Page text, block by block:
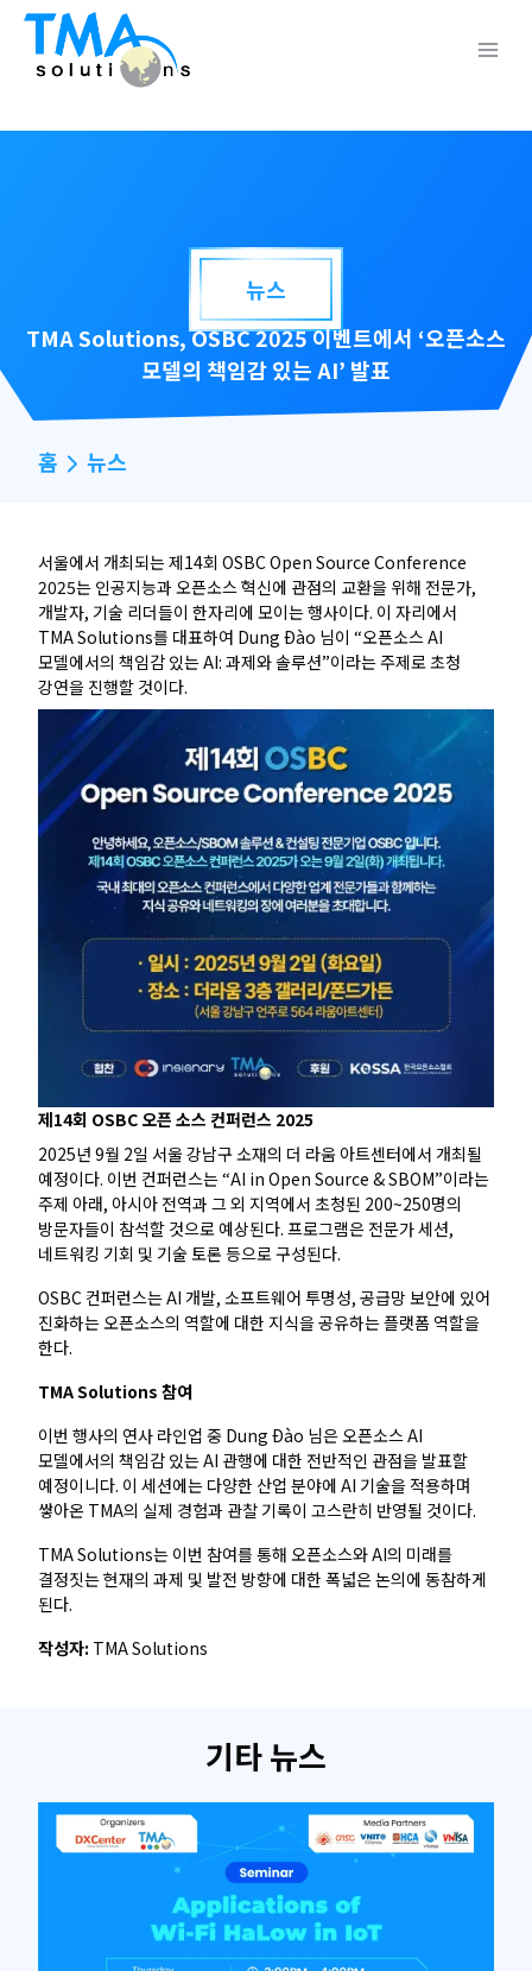
Main
뉴스
title
TMA Solutions, OSBC 2025 이벤트에서 ‘오픈소스
모델의 책임감 있는 AI’ 발표
홈 뉴스
서울에서 개최되는 제14회 OSBC Open Source Conference
2025는 인공지능과 오픈소스 혁신에 관점의 교환을 위해 전문가,
개발자, 기술 리더들이 한자리에 모이는 행사이다. 이 자리에서
TMA Solutions를 대표하여 Dung Ðào 님이 “오픈소스 AI
모델에서의 책임감 있는 AI: 과제와 솔루션”이라는 주제로 초청
강연을 진행할 것이다.
제14회 OSBC 오픈 소스 컨퍼런스 2025
2025년 9월 2일 서울 강남구 소재의 더 라움 아트센터에서 개최될
예정이다. 이번 컨퍼런스는 “AI in Open Source & SBOM”이라는
주제 아래, 아시아 전역과 그 외 지역에서 초청된 200~250명의
방문자들이 참석할 것으로 예상된다. 프로그램은 전문가 세션,
네트워킹 기회 및 기술 토론 등으로 구성된다.
OSBC 컨퍼런스는 AI 개발, 소프트웨어 투명성, 공급망 보안에 있어
진화하는 오픈소스의 역할에 대한 지식을 공유하는 플랫폼 역할을
한다.
TMA Solutions 참여
이번 행사의 연사 라인업 중 Dung Ðào 님은 오픈소스 AI
모델에서의 책임감 있는 AI 관행에 대한 전반적인 관점을 발표할
예정이니다. 이 세션에는 다양한 산업 분야에 AI 기술을 적용하며
쌓아온 TMA의 실제 경험과 관찰 기록이 고스란히 반영될 것이다.
TMA Solutions는 이번 참여를 통해 오픈소스와 AI의 미래를
결정짓는 현재의 과제 및 발전 방향에 대한 폭넓은 논의에 동참하게
된다.
작성자: TMA Solutions
기타 뉴스